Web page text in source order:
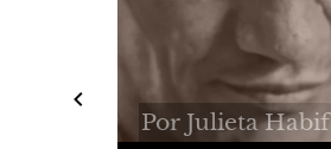
Por Julieta Habif